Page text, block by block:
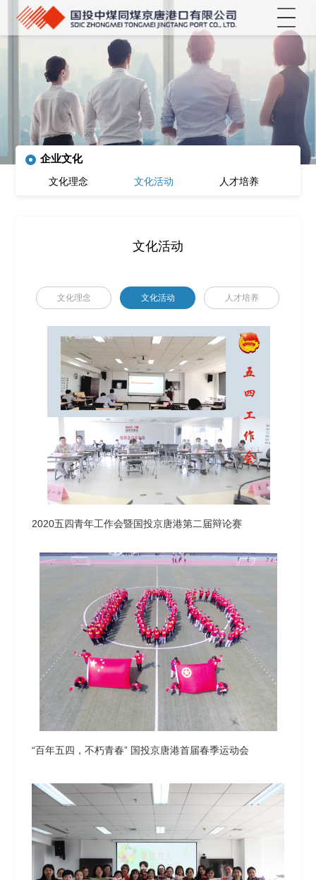
菜单
企业文化
文化理念 文化活动 人才培养
文化活动
文化理念 文化活动 人才培养
2020五四青年工作会暨国投京唐港第二届辩论赛
“百年五四，不朽青春” 国投京唐港首届春季运动会